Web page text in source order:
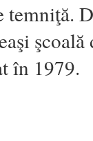
în 1979.